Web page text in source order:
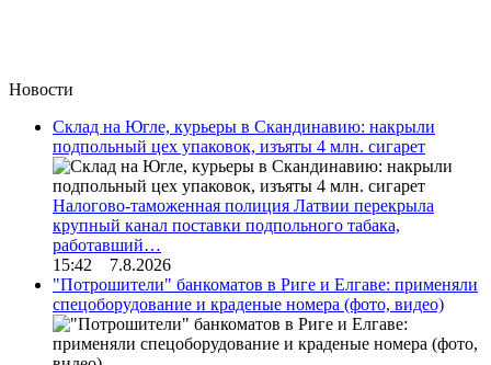
Новости
Склад на Югле, курьеры в Скандинавию: накрыли
подпольный цех упаковок, изъяты 4 млн. сигарет
Налогово-таможенная полиция Латвии перекрыла
крупный канал поставки подпольного табака,
работавший…
15:42 7.8.2026
"Потрошители" банкоматов в Риге и Елгаве: применяли
спецоборудование и краденые номера (фото, видео)